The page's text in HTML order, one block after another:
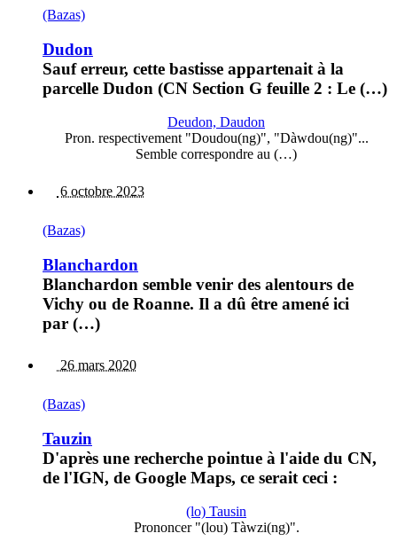
(Bazas)
Dudon
Sauf erreur, cette bastisse appartenait à la
parcelle Dudon (CN Section G feuille 2 : Le (…)
Deudon, Daudon
Pron. respectivement "Doudou(ng)", "Dàwdou(ng)"...
Semble correspondre au (…)
6 octobre 2023
(Bazas)
Blanchardon
Blanchardon semble venir des alentours de
Vichy ou de Roanne. Il a dû être amené ici
par (…)
26 mars 2020
(Bazas)
Tauzin
D'après une recherche pointue à l'aide du CN,
de l'IGN, de Google Maps, ce serait ceci :
(lo) Tausin
Prononcer "(lou) Tàwzi(ng)".